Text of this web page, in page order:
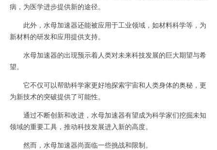
病，为医学进步提供新的途径。
此外，水母加速器还能被应用于工业领域，如材料科学等，为
新材料的研发和应用提供支持。
水母加速器的出现预示着人类对未来科技发展的巨大期望与希
望。
它不仅可以帮助科学家更好地探索宇宙和人类身体的奥秘，更
为新技术的突破提供了可能性。
通过不断创新和改进，水母加速器有望成为科学家们挖掘未知
领域的重要工具，推动科技发展进入新的高度。
然而，水母加速器尚面临一些挑战和限制。